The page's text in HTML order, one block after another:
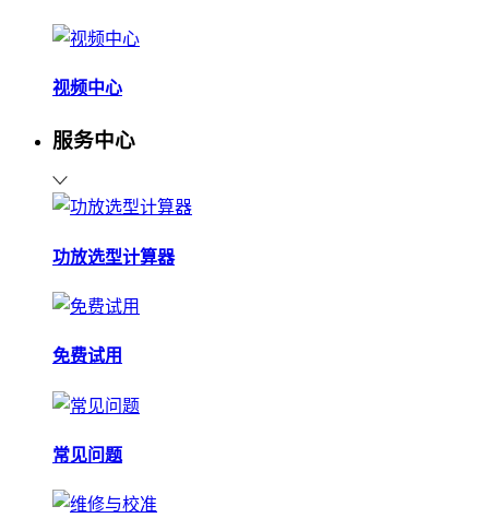
视频中心
服务中心
功放选型计算器
免费试用
常见问题